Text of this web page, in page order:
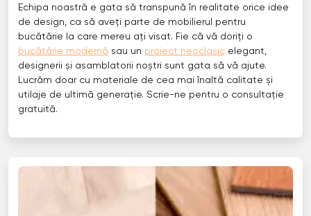
Echipa noastră e gata să transpună în realitate orice idee
de design, ca să aveți parte de mobilierul pentru
bucătărie la care mereu ați visat. Fie că vă doriți o
bucătărie modernă sau un proiect neoclasicelegant,
designerii și asamblatorii noștri sunt gata să vă ajute.
Lucrăm doar cu materiale de cea mai înaltă calitate și
utilaje de ultimă generație. Scrie-ne pentru o consultație
gratuită.